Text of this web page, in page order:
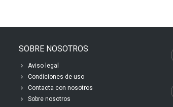
SOBRE NOSOTROS
Aviso legal
Condiciones de uso
Contacta con nosotros
Sobre nosotros